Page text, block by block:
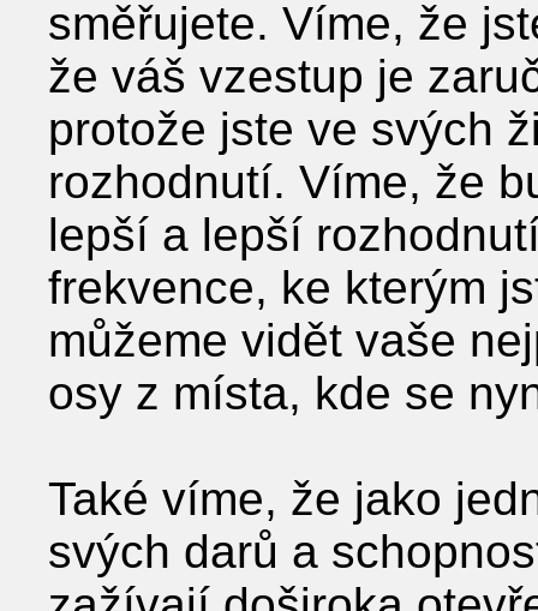
směřujete. Víme, že
že váš vzestup je
protože jste ve svých
rozhodnutí. Víme, že
lepší a lepší
frekvence, ke kterým
můžeme vidět vaše
osy z místa, kde se
Také víme, že jako
svých darů a